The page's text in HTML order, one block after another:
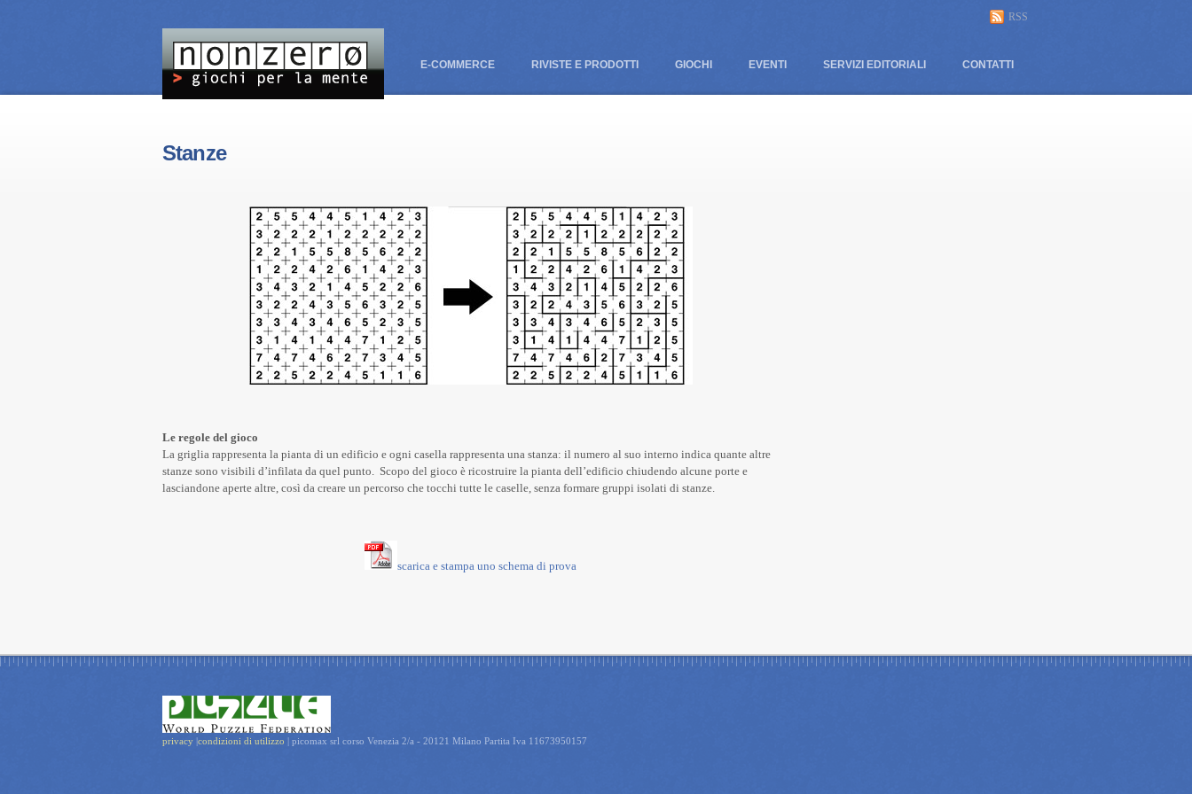
E-COMMERCE RIVISTE E PRODOTTI GIOCHI EVENTI SERVIZI EDITORIALI CONTATTI
RSS
Stanze
Le regole del gioco
La griglia rappresenta la pianta di un edificio e ogni casella rappresenta una stanza: il numero al suo interno indica quante altre
stanze sono visibili d’infilata da quel punto. Scopo del gioco è ricostruire la pianta dell’edificio chiudendo alcune porte e
lasciandone aperte altre, così da creare un percorso che tocchi tutte le caselle, senza formare gruppi isolati di stanze.
scarica e stampa uno schema di prova
privacy |condizioni di utilizzo | picomax srl corso Venezia 2/a - 20121 Milano Partita Iva 11673950157